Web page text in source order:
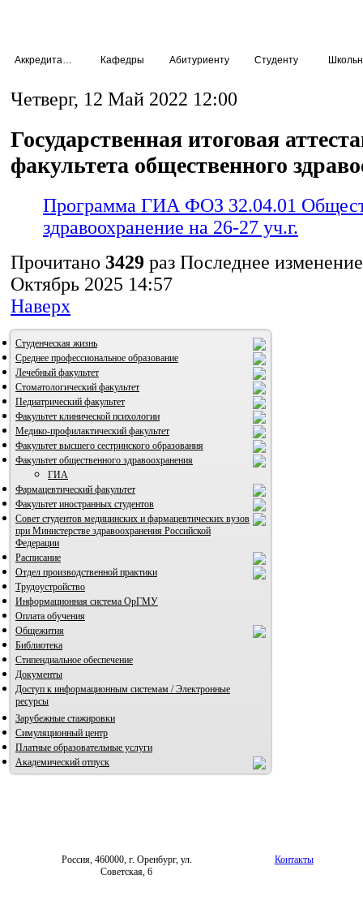
Кафедры Абитуриенту Студенту
Четверг, 12 Май 2022 12:00
Государственная итоговая
факультета общественного
Программа ГИА ФОЗ 32.04.01
здравоохранение на 26-27 уч.г.
Прочитано 3429 раз Последнее
Октябрь 2025 14:57
Наверх
Студенческая жизнь
Среднее профессиональное образование
Лечебный факультет
Стоматологический факультет
Педиатрический факультет
Факультет клинической психологии
Медико-профилактический факультет
Факультет высшего сестринского образования
Факультет общественного здравоохранения
ГИА
Фармацевтический факультет
Факультет иностранных студентов
Совет студентов медицинских и фармацевтических вузов
при Министерстве здравоохранения Российской
Федерации
Расписание
Отдел производственной практики
Трудоустройство
Информационная система ОрГМУ
Оплата обучения
Общежития
Библиотека
Стипендиальное обеспечение
Документы
Доступ к информационным системам / Электронные
ресурсы
Зарубежные стажировки
Симуляционный центр
Платные образовательные услуги
Академический отпуск
Россия, 460000, г. Оренбург, ул.
Советская, 6
Контакты